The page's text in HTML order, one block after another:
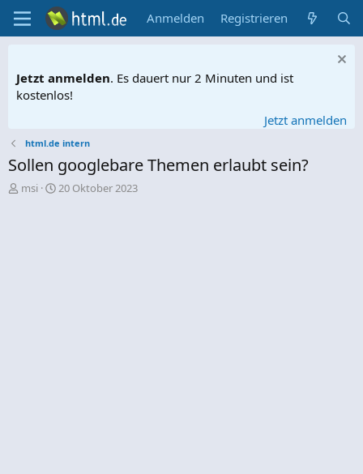
Anmelden Registrieren
Jetzt anmelden. Es dauert nur 2 Minuten und ist
kostenlos!
Jetzt anmelden
html.de intern
Sollen googlebare Themen erlaubt sein?
E
msi
E
20 Oktober 2023